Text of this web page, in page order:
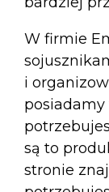
W firmie
i
są to
stronie